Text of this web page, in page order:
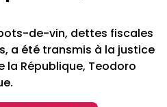
de-vin, dettes fiscales
a été transmis à la justice
République, Teodoro